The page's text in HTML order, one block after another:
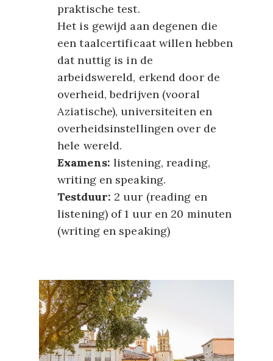
praktische test.
Het is gewijd aan degenen die
een taalcertificaat willen hebben
dat nuttig is in de
arbeidswereld, erkend door de
overheid, bedrijven (vooral
Aziatische), universiteiten en
overheidsinstellingen over de
hele wereld.
Examens: listening, reading,
writing en speaking.
Testduur: 2 uur (reading en
listening) of 1 uur en 20 minuten
(writing en speaking)